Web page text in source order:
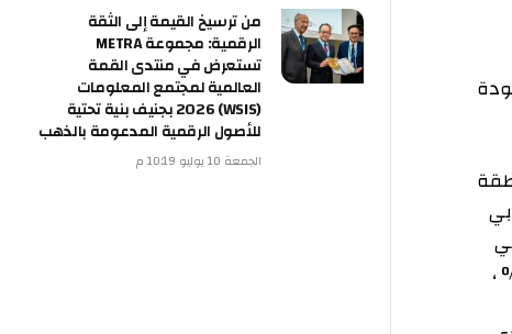
من ترسيخ القيمة إلى الثقة
الرقمية: مجموعة METRA
تستعرض في منتدى القمة
العالمية لمجتمع المعلومات
(WSIS) 2026 بجنيف بنية تحتية
للأصول الرقمية المدعومة بالذهب